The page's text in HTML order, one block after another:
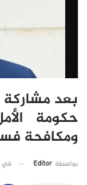
بعد
حكومة
ومكافحة
بواسطة Editor في